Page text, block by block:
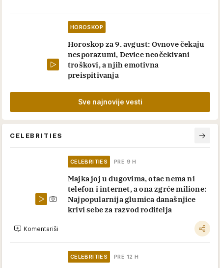
HOROSKOP
Horoskop za 9. avgust: Ovnove čekaju
nesporazumi, Device neočekivani
troškovi, a njih emotivna
preispitivanja
Sve najnovije vesti
CELEBRITIES
CELEBRITIES PRE 9 H
Majka joj u dugovima, otac nema ni
telefon i internet, a ona zgrće milione:
Najpopularnija glumica današnjice
krivi sebe za razvod roditelja
Komentariši
CELEBRITIES PRE 12 H